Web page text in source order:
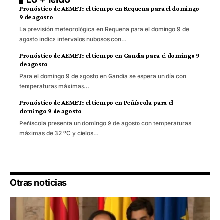
Pronóstico de AEMET: el tiempo en Requena para el domingo
9 de agosto
La previsión meteorológica en Requena para el domingo 9 de
agosto indica intervalos nubosos con…
Pronóstico de AEMET: el tiempo en Gandia para el domingo 9
de agosto
Para el domingo 9 de agosto en Gandia se espera un día con
temperaturas máximas…
Pronóstico de AEMET: el tiempo en Peñíscola para el
domingo 9 de agosto
Peñíscola presenta un domingo 9 de agosto con temperaturas
máximas de 32 ºC y cielos…
Otras noticias